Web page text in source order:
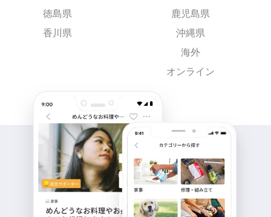
徳島県
香川県
鹿児島県
沖縄県
海外
オンライン